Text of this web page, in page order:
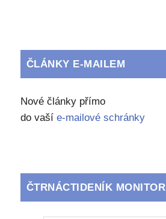
ČLÁNKY E-MAILEM
Nové články přímo
do vaší e-mailové schránky
ČTRNÁCTIDENÍK MONITOR